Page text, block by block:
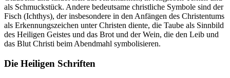
als Schmuckstück. Andere bedeutsame christliche Symbole sind der
Fisch (Ichthys), der insbesondere in den Anfängen des Christentums
als Erkennungszeichen unter Christen diente, die Taube als Sinnbild
des Heiligen Geistes und das Brot und der Wein, die den Leib und
das Blut Christi beim Abendmahl symbolisieren.
Die Heiligen Schriften